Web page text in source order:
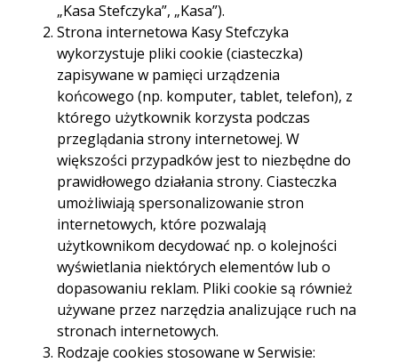
Lokata
terminowa
Twoja organizacja pozarządowa dysponuje
dodatkowymi środkami? Warto je ulokować!
Wybierz lokatę terminową w Kasie Stefczyka
i obserwuj, jak pieniądze rosną.
Minimalna kwota lokaty jużod 1000 zł
Okres trwania lokaty dla organizacji wynosi
do 24 miesięcy
Oprocentowanie w wysokości
nawet 2% w
skali roku
„Kasa Stefczyka”, „Kasa”).
Strona internetowa Kasy Stefczyka
wykorzystuje pliki cookie (ciasteczka)
zapisywane w pamięci urządzenia
końcowego (np. komputer, tablet, telefon), z
którego użytkownik korzysta podczas
przeglądania strony internetowej. W
większości przypadków jest to niezbędne do
prawidłowego działania strony. Ciasteczka
umożliwiają spersonalizowanie stron
internetowych, które pozwalają
użytkownikom decydować np. o kolejności
wyświetlania niektórych elementów lub o
dopasowaniu reklam. Pliki cookie są również
używane przez narzędzia analizujące ruch na
stronach internetowych.
Rodzaje cookies stosowane w Serwisie: